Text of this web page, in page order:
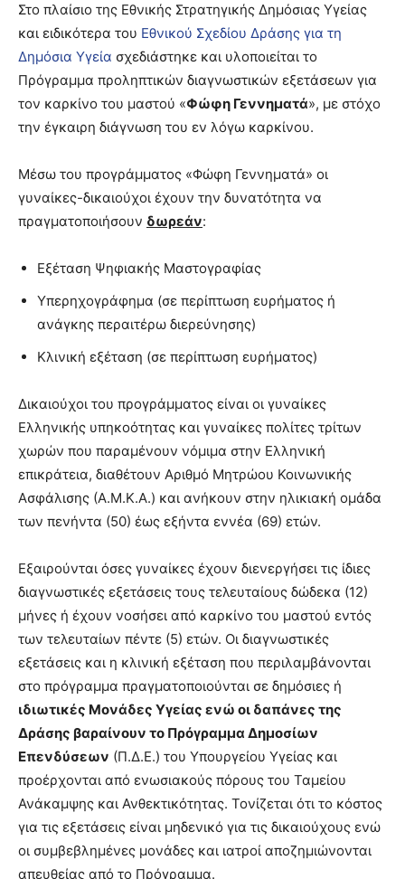
Στο πλαίσιο της Εθνικής Στρατηγικής Δημόσιας Υγείας
και ειδικότερα του Εθνικού Σχεδίου Δράσης για τη
Δημόσια Υγεία σχεδιάστηκε και υλοποιείται το
Πρόγραμμα προληπτικών διαγνωστικών εξετάσεων για
τον καρκίνο του μαστού «Φώφη Γεννηματά», με στόχο
την έγκαιρη διάγνωση του εν λόγω καρκίνου.
Μέσω του προγράμματος «Φώφη Γεννηματά» οι
γυναίκες-δικαιούχοι έχουν την δυνατότητα να
πραγματοποιήσουν δωρεάν:
Εξέταση Ψηφιακής Μαστογραφίας
Υπερηχογράφημα (σε περίπτωση ευρήματος ή
ανάγκης περαιτέρω διερεύνησης)
Κλινική εξέταση (σε περίπτωση ευρήματος)
Δικαιούχοι του προγράμματος είναι οι γυναίκες
Ελληνικής υπηκοότητας και γυναίκες πολίτες τρίτων
χωρών που παραμένουν νόμιμα στην Ελληνική
επικράτεια, διαθέτουν Αριθμό Μητρώου Κοινωνικής
Ασφάλισης (Α.Μ.Κ.Α.) και ανήκουν στην ηλικιακή ομάδα
των πενήντα (50) έως εξήντα εννέα (69) ετών.
Εξαιρούνται όσες γυναίκες έχουν διενεργήσει τις ίδιες
διαγνωστικές εξετάσεις τους τελευταίους δώδεκα (12)
μήνες ή έχουν νοσήσει από καρκίνο του μαστού εντός
των τελευταίων πέντε (5) ετών. Οι διαγνωστικές
εξετάσεις και η κλινική εξέταση που περιλαμβάνονται
στο πρόγραμμα πραγματοποιούνται σε δημόσιες ή
ιδιωτικές Μονάδες Υγείας ενώ οι δαπάνες της
Δράσης βαραίνουν το Πρόγραμμα Δημοσίων
Επενδύσεων (Π.Δ.Ε.) του Υπουργείου Υγείας και
προέρχονται από ενωσιακούς πόρους του Ταμείου
Ανάκαμψης και Ανθεκτικότητας. Τονίζεται ότι το κόστος
για τις εξετάσεις είναι μηδενικό για τις δικαιούχους ενώ
οι συμβεβλημένες μονάδες και ιατροί αποζημιώνονται
απευθείας από το Πρόγραμμα.